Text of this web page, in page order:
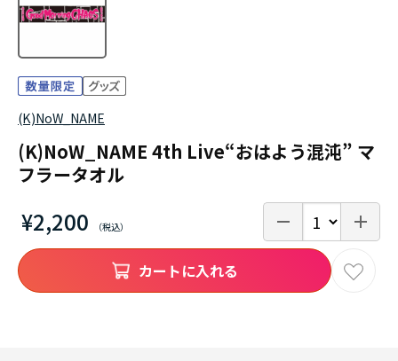
(K)NoW_NAME
(K)NoW_NAME 4th Live“おはよう混沌” マ
フラータオル
¥2,200
カートに入れる